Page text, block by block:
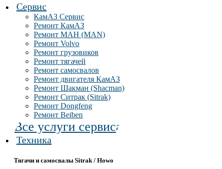
Сервис
КамАЗ Сервис
Ремонт КамАЗ
Ремонт МАН (MAN)
Ремонт Volvo
Ремонт грузовиков
Ремонт тягачей
Ремонт самосвалов
Ремонт двигателя КамАЗ
Ремонт Шакман (Shacman)
Ремонт Ситрак (Sitrak)
Ремонт Dongfeng
Ремонт Beiben
Все услуги сервиса
Техника
Тягачи и самосвалы Sitrak / Howo